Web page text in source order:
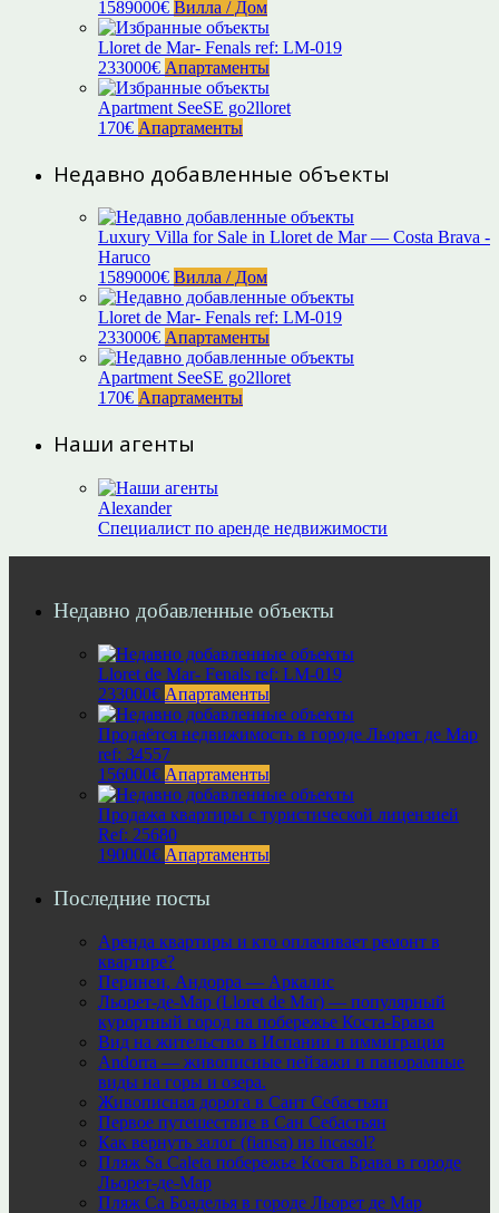
1589000€ Вилла / Дом
Lloret de Mar- Fenals ref: LM-019
233000€ Апартаменты
Apartment SeeSE go2lloret
170€ Апартаменты
Недавно добавленные объекты
Luxury Villa for Sale in Lloret de Mar — Costa Brava -
Haruco
1589000€ Вилла / Дом
Lloret de Mar- Fenals ref: LM-019
233000€ Апартаменты
Apartment SeeSE go2lloret
170€ Апартаменты
Наши агенты
Alexander
Специалист по аренде недвижимости
Недавно добавленные объекты
Lloret de Mar- Fenals ref: LM-019
233000€ Апартаменты
Продаётся недвижимость в городе Льорет де Мар
ref: 34557
156000€ Апартаменты
Продажа квартиры с туристической лицензией
Ref: 25680
190000€ Апартаменты
Последние посты
Аренда квартиры и кто оплачивает ремонт в
квартире?
Перинеи, Андорра — Аркалис
Льорет-де-Мар (Lloret de Mar) — популярный
курортный город на побережье Коста-Брава
Вид на жительство в Испании и иммиграция
Andorra — живописные пейзажи и панорамные
виды на горы и озера.
Живописная дорога в Сант Себастьян
Первое путешествие в Сан Себастьян
Как вернуть залог (fiansa) из incasol?
Пляж Sa Caleta побережье Коста Брава в городе
Льорет-де-Мар
Пляж Са Боаделья в городе Льорет де Мар